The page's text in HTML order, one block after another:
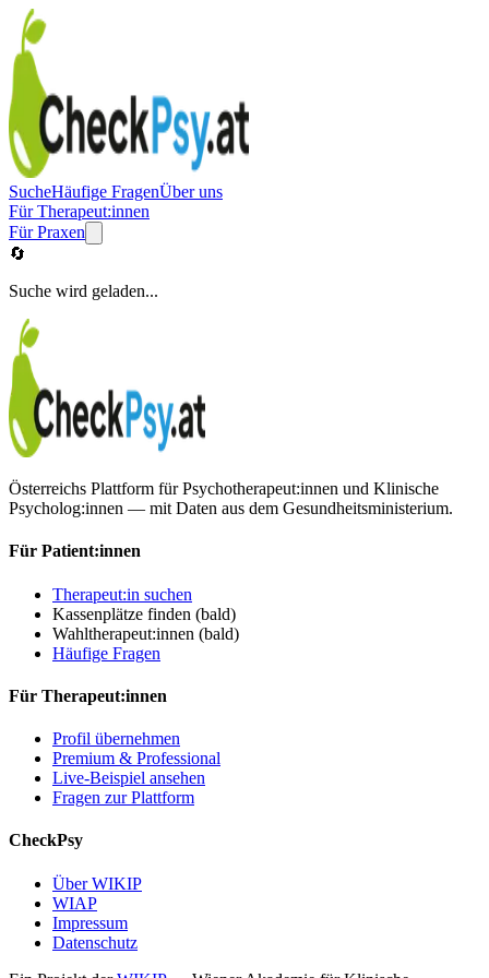
SucheHäufige FragenÜber uns
Für Therapeut:innen
Für Praxen
🔄
Suche wird geladen...
Österreichs Plattform für Psychotherapeut:innen und Klinische
Psycholog:innen — mit Daten aus dem Gesundheitsministerium.
Für Patient:innen
Therapeut:in suchen
Kassenplätze finden (bald)
Wahltherapeut:innen (bald)
Häufige Fragen
Für Therapeut:innen
Profil übernehmen
Premium & Professional
Live-Beispiel ansehen
Fragen zur Plattform
CheckPsy
Über WIKIP
WIAP
Impressum
Datenschutz